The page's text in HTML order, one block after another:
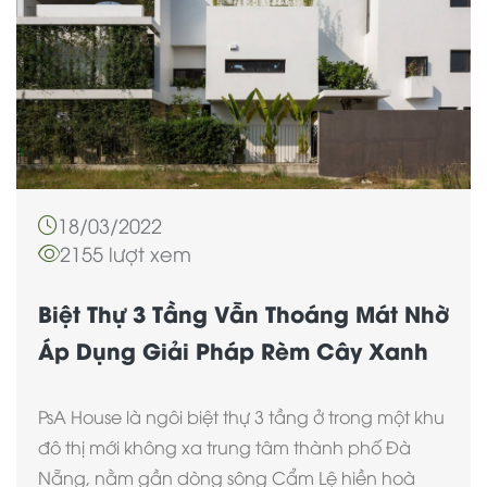
18/03/2022
2155 lượt xem
Biệt Thự 3 Tầng Vẫn Thoáng Mát Nhờ
Áp Dụng Giải Pháp Rèm Cây Xanh
PsA House là ngôi biệt thự 3 tầng ở trong một khu
đô thị mới không xa trung tâm thành phố Đà
Nẵng, nằm gần dòng sông Cẩm Lệ hiền hoà